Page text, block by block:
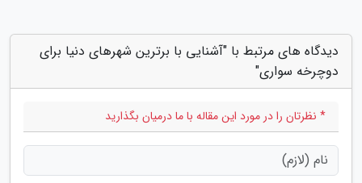
دیدگاه های مرتبط با "آشنایی با برترین شهرهای دنیا برای
دوچرخه سواری"
* نظرتان را در مورد این مقاله با ما درمیان بگذارید